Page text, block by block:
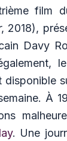
film
, 2018),
Davy
disponible
À
. Une